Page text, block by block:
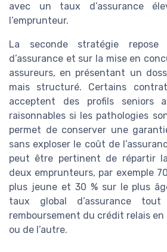
avec un taux d’assurance
l’emprunteur.
La seconde stratégie
d’assurance et sur la mise en
assureurs, en présentant un
mais structuré. Certains
acceptent des profils seniors
raisonnables si les pathologies
permet de conserver une
sans exploser le coût de
peut être pertinent de répartir
deux emprunteurs, par exemple
plus jeune et 30 % sur le plus
taux global d’assurance
remboursement du crédit relais en
ou de l’autre.